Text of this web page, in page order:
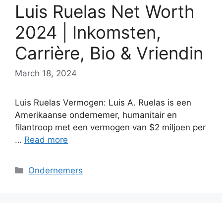
Luis Ruelas Net Worth
2024 | Inkomsten,
Carrière, Bio & Vriendin
March 18, 2024
Luis Ruelas Vermogen: Luis A. Ruelas is een
Amerikaanse ondernemer, humanitair en
filantroop met een vermogen van $2 miljoen per
… Read more
Categories
Ondernemers